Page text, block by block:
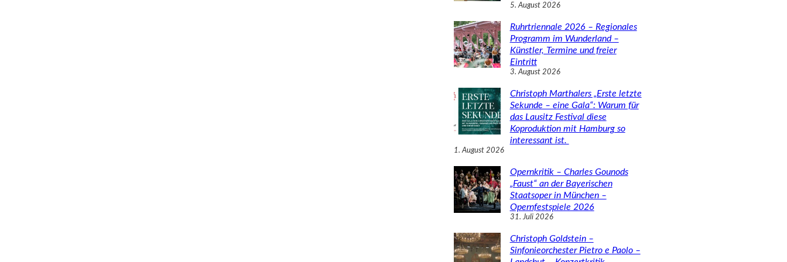
5. August 2026
Ruhrtriennale 2026 – Regionales
Programm im Wunderland –
Künstler, Termine und freier
Eintritt
3. August 2026
Christoph Marthalers „Erste letzte
Sekunde – eine Gala“: Warum für
das Lausitz Festival diese
Koproduktion mit Hamburg so
interessant ist.
1. August 2026
Opernkritik – Charles Gounods
„Faust“ an der Bayerischen
Staatsoper in München –
Opernfestspiele 2026
31. Juli 2026
Christoph Goldstein –
Sinfonieorchester Pietro e Paolo –